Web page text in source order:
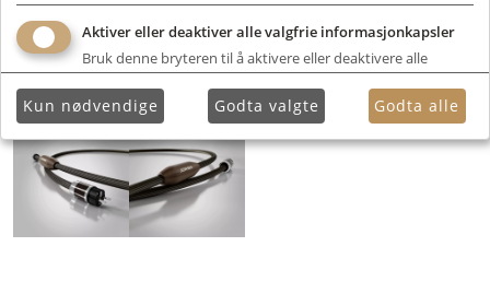
Aktiver eller deaktiver alle valgfrie informasjonkapsler
Bruk denne bryteren til å aktivere eller deaktivere alle
Kun nødvendige Godta valgte Godta alle